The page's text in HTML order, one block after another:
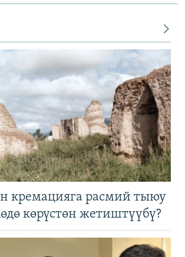
кремацияга расмий тыюу
көрүстөн жетиштүүбү?